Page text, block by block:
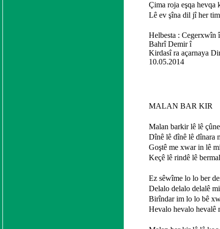
Çima roja eşqa hevqa
Lê ev şîna dil jî her
Helbesta : Cegerxwîn î
Bahrî Demir î
Kirdasî ra açarnaya
10.05.2014
MALAN BAR KIR
Malan barkir lê lê
Dînê lê dînê lê dînara
Goştê me xwar in lê
Keçê lê rindê lê
Ez sêwîme lo lo ber
Delalo delalo delalê
Birîndar im lo lo bê
Hevalo hevalo hevalê